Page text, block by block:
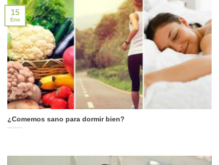
¿Comemos sano para dormir bien?
15
Ene